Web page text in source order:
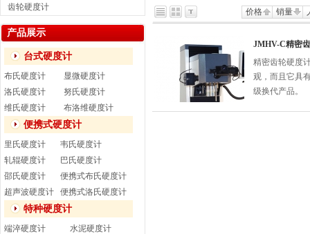
价格
销量
JMHV-C精密
精密齿轮硬度
观，而且它具
级换代产品。
齿轮硬度计
产品展示
台式硬度计
布氏硬度计
显微硬度计
洛氏硬度计
努氏硬度计
维氏硬度计
布洛维硬度计
便携式硬度计
里氏硬度计
韦氏硬度计
轧辊硬度计
巴氏硬度计
邵氏硬度计
便携式布氏硬度计
超声波硬度计
便携式洛氏硬度计
特种硬度计
端淬硬度计
水泥硬度计